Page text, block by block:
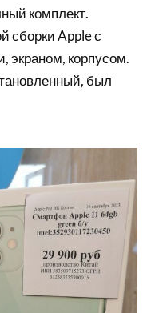
комплект.
сборки Apple с
экраном, корпусом.
был